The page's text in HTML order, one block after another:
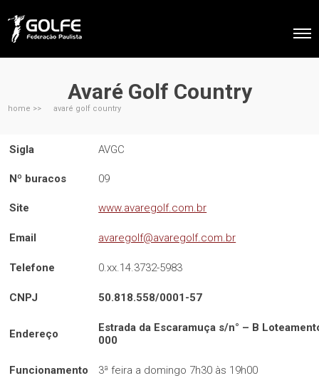
Avaré Golf Country
home >> avaré golf country
Sigla AVGC
Nº buracos 09
Site www.avaregolf.com.br
Email avaregolf@avaregolf.com.br
Telefone 0.xx.14.3732-5983
CNPJ 50.818.558/0001-57
Endereço
Estrada da Escaramuça s/n° – B
000
Funcionamento 3ª feira a domingo 7h30 às 19h00